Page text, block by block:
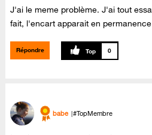
J'ai le meme problème. J'ai tout
fait, l'encart apparait en permanence
Répondre 0
babe #TopMembre